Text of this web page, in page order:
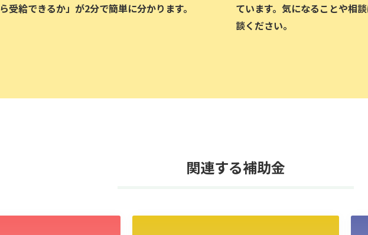
ら受給できるか」が2分で簡単に分かります。
ています。気になることや相
談ください。
関連する補助金